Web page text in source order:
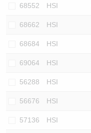
68552 HSI
68662 HSI
68684 HSI
69064 HSI
56288 HSI
56676 HSI
57136 HSI